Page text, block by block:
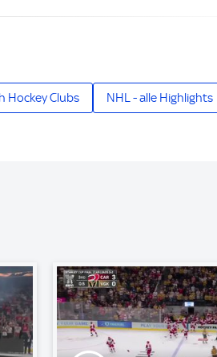
Hockey Clubs NHL - alle Highlights